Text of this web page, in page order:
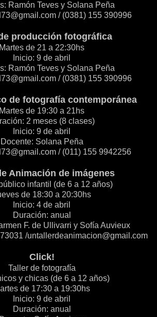
Ramón Teves y Solana Peña
/ (0381) 155 390996
producción fotográfica
Martes de 21 a 22:30hs
Inicio: 9 de abril
Ramón Teves y Solana Peña
/ (0381) 155 390996
de fotografía contemporánea
Martes de 19:30 a 21hs
2 meses (8 clases)
Inicio: 9 de abril
Docente: Solana Peña
/ (011) 155 9942256
Animación de imágenes
infantil (de 6 a 12 años)
de 18:30 a 20:30hs
Inicio: 4 de abril
Duración: anual
F. de Ullivarri y Sofía Auvieux
/untallerdeanimacion@gmail.com
Click!
Taller de fotografía
y chicas (de 6 a 12 años)
de 17:30 a 19:30hs
Inicio: 9 de abril
Duración: anual